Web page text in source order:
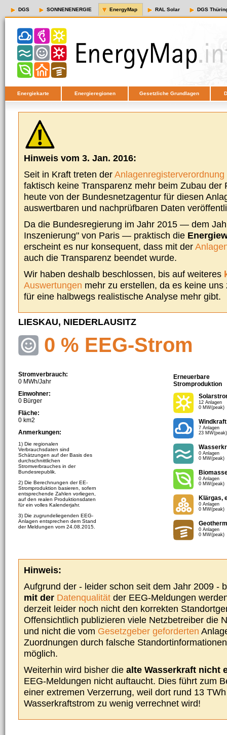
DGS SONNENENERGIE EnergyMap RAL Solar DGS
Energiekarte Energieregionen Gesetzliche Grundlagen
Hinweis vom 3. Jan. 2016:
Seit in Kraft treten derAnlagenregisterverordnung
faktisch keine Transparenz mehr beim Zubau der
heute von der Bundesnetzagentur für diesen
auswertbaren und nachprüfbaren Daten
Da die Bundesregierung im Jahr 2015 — dem
Inszenierung" von Paris — praktisch die
erscheint es nur konsequent, dass mit der
auch die Transparenz beendet wurde.
Wir haben deshalb beschlossen, bis auf weiteres
Auswertungen mehr zu erstellen, da es keine
für eine halbwegs realistische Analyse mehr gibt.
LIESKAU, NIEDERLAUSITZ
0 % EEG-Strom
Stromverbrauch:
0 MWh/Jahr
Einwohner:
0 Bürger
Fläche:
0 km2
Anmerkungen:
1) Die regionalen
Verbrauchsdaten sind
Schätzungen auf der Basis des
durchschnittlichen
Stromverbrauches in der
Bundesrepublik.
2) Die Berechnungen der EE-
Stromproduktion basieren, sofern
entsprechende Zahlen vorliegen,
auf den realen Produktionsdaten
für ein volles Kalenderjahr.
3) Die zugrundeliegenden EEG-
Anlagen entsprechen dem Stand
der Meldungen vom 24.08.2015.
Erneuerbare
Stromproduktion
12 Anlagen
0 MW(peak)
Windkraft
7 Anlagen
23 MW(peak)
0 Anlagen
0 MW(peak)
0 Anlagen
0 MW(peak)
Klärgas,
0 Anlagen
0 MW(peak)
0 Anlagen
0 MW(peak)
Hinweis:
Aufgrund der - leider schon seit dem Jahr 2009 -
mit der Datenqualität der EEG-Meldungen
derzeit leider noch nicht den korrekten
Offensichtlich publizieren viele Netzbetreiber die
und nicht die vom Gesetzgeber geforderten
Zuordnungen durch falsche
möglich.
Weiterhin wird bisher die alte Wasserkraft nicht
EEG-Meldungen nicht auftaucht. Dies führt zum
einer extremen Verzerrung, weil dort rund 13
Wasserkraftstrom zu wenig verrechnet wird!